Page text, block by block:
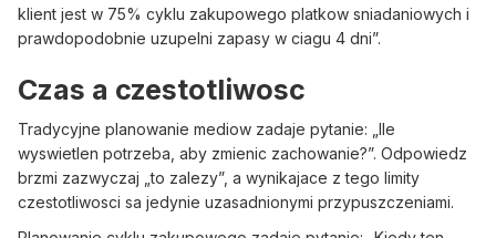
klient jest w 75% cyklu zakupowego platkow sniadaniowych i
prawdopodobnie uzupelni zapasy w ciagu 4 dni”.
Czas a czestotliwosc
Tradycyjne planowanie mediow zadaje pytanie: „Ile
wyswietlen potrzeba, aby zmienic zachowanie?”. Odpowiedz
brzmi zazwyczaj „to zalezy”, a wynikajace z tego limity
czestotliwosci sa jedynie uzasadnionymi przypuszczeniami.